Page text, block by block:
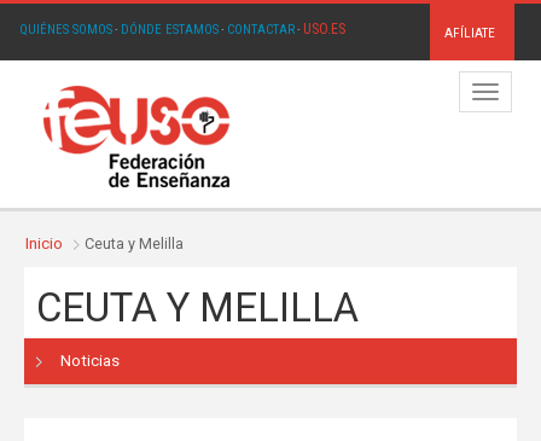
QUIÉNES SOMOS· DÓNDE ESTAMOS· CONTACTAR· USO.ES AFÍLIATE
Menú
Inicio Ceuta y Melilla
CEUTA Y MELILLA
Noticias